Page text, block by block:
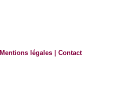
Mentions légales |Contact